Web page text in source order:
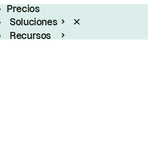
Precios
Soluciones
Recursos